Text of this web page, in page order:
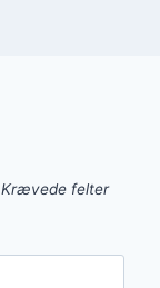
Krævede felter